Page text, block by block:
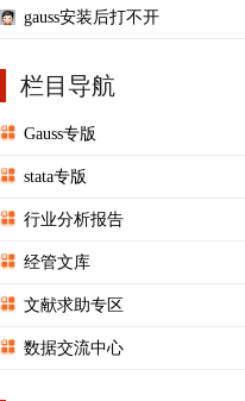
gauss安装后打不开
栏目导航
Gauss专版
stata专版
行业分析报告
经管文库
文献求助专区
数据交流中心